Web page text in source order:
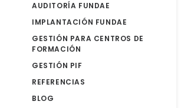
AUDITORÍA FUNDAE
IMPLANTACIÓN FUNDAE
GESTIÓN PARA CENTROS DE
FORMACIÓN
GESTIÓN PIF
REFERENCIAS
BLOG